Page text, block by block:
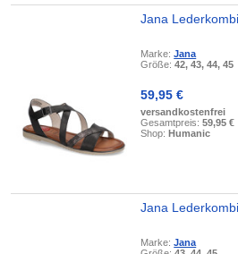
Jana
Marke:Jana
Größe:42, 43, 44, 45
59,95 €
versandkostenfrei
Gesamtpreis:59,95 €
Shop: Humanic
Jana
Marke:Jana